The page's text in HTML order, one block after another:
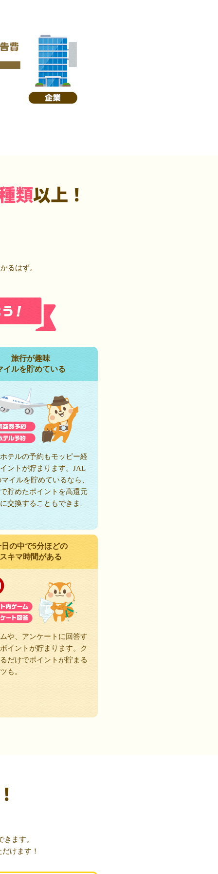
類以上！
るはず。
旅行が趣味
イルを貯めている
テルの予約もモッピー経
ントが貯まります。JAL
イルを貯めているなら、
貯めたポイントを高還元
交換することもできま
日の中で5分ほどの
スキマ時間がある
や、アンケートに回答す
イントが貯まります。ク
だけでポイントが貯まる
も。
ます。
けます！